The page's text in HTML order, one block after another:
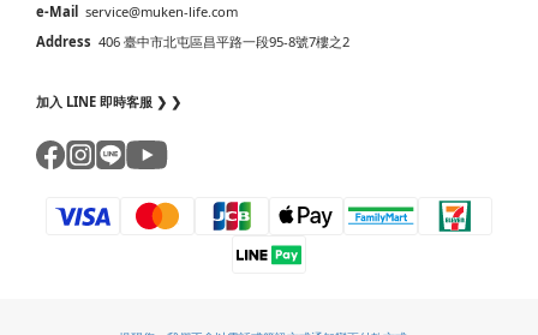
e-Mail service@muken-life.com
Address 406 臺中市北屯區昌平路一段95-8號7樓之2
加入 LINE 即時客服 ❯ ❯